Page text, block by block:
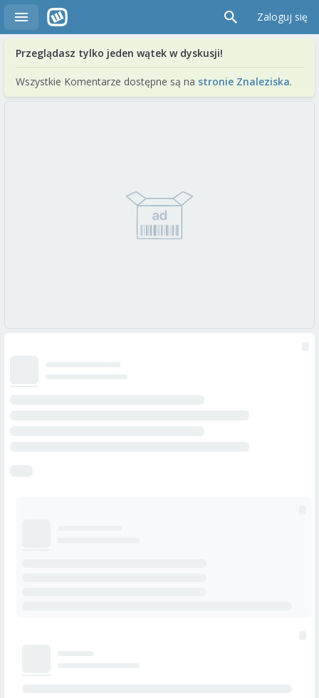
Zaloguj się
Przeglądasz tylko jeden wątek w dyskusji!
Wszystkie Komentarze dostępne są na stronie Znaleziska.